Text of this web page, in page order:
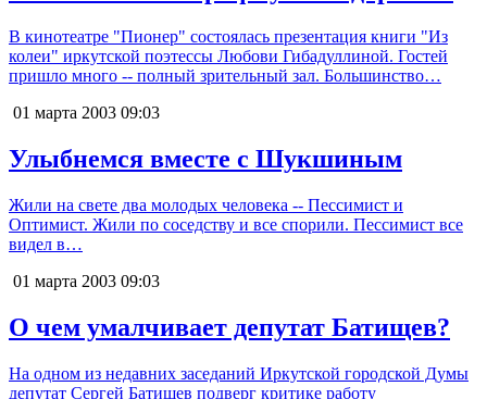
В кинотеатре "Пионер" состоялась презентация книги "Из
колеи" иркутской поэтессы Любови Гибадуллиной. Гостей
пришло много -- полный зрительный зал. Большинство…
01 марта 2003 09:03
Улыбнемся вместе с Шукшиным
Жили на свете два молодых человека -- Пессимист и
Оптимист. Жили по соседству и все спорили. Пессимист все
видел в…
01 марта 2003 09:03
О чем умалчивает депутат Батищев?
На одном из недавних заседаний Иркутской городской Думы
депутат Сергей Батищев подверг критике работу